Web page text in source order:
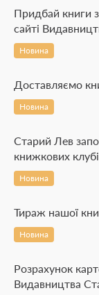
Придбай книги
сайті
Новина
Доставляємо
Новина
Старий Лев
книжкових
Новина
Тираж нашої
Новина
Розрахунок
Видавництва